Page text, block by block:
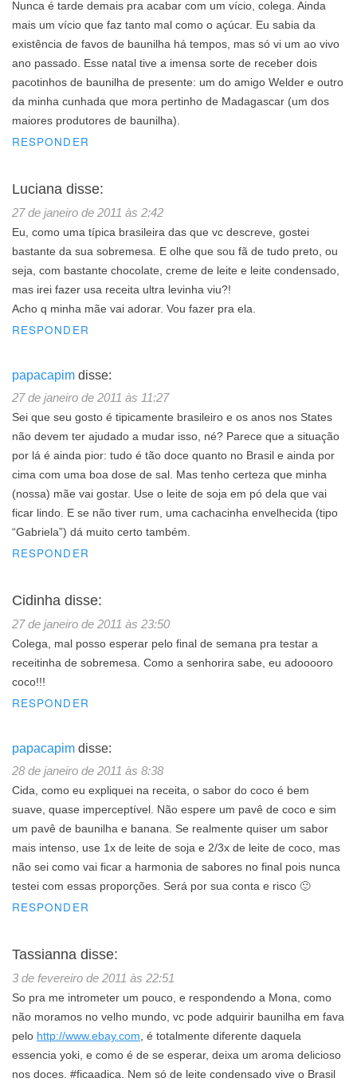
Nunca é tarde demais pra acabar com um vício, colega. Ainda
mais um vício que faz tanto mal como o açúcar. Eu sabia da
existência de favos de baunilha há tempos, mas só vi um ao vivo
ano passado. Esse natal tive a imensa sorte de receber dois
pacotinhos de baunilha de presente: um do amigo Welder e outro
da minha cunhada que mora pertinho de Madagascar (um dos
maiores produtores de baunilha).
RESPONDER
Luciana disse:
27 de janeiro de 2011 às 2:42
Eu, como uma típica brasileira das que vc descreve, gostei
bastante da sua sobremesa. E olhe que sou fã de tudo preto, ou
seja, com bastante chocolate, creme de leite e leite condensado,
mas irei fazer usa receita ultra levinha viu?!
Acho q minha mãe vai adorar. Vou fazer pra ela.
RESPONDER
papacapim disse:
27 de janeiro de 2011 às 11:27
Sei que seu gosto é tipicamente brasileiro e os anos nos States
não devem ter ajudado a mudar isso, né? Parece que a situação
por lá é ainda pior: tudo é tão doce quanto no Brasil e ainda por
cima com uma boa dose de sal. Mas tenho certeza que minha
(nossa) mãe vai gostar. Use o leite de soja em pó dela que vai
ficar lindo. E se não tiver rum, uma cachacinha envelhecida (tipo
“Gabriela”) dá muito certo também.
RESPONDER
Cidinha disse:
27 de janeiro de 2011 às 23:50
Colega, mal posso esperar pelo final de semana pra testar a
receitinha de sobremesa. Como a senhorira sabe, eu adooooro
coco!!!
RESPONDER
papacapim disse:
28 de janeiro de 2011 às 8:38
Cida, como eu expliquei na receita, o sabor do coco é bem
suave, quase imperceptível. Não espere um pavê de coco e sim
um pavê de baunilha e banana. Se realmente quiser um sabor
mais intenso, use 1x de leite de soja e 2/3x de leite de coco, mas
não sei como vai ficar a harmonia de sabores no final pois nunca
testei com essas proporções. Será por sua conta e risco 🙂
RESPONDER
Tassianna disse:
3 de fevereiro de 2011 às 22:51
So pra me intrometer um pouco, e respondendo a Mona, como
não moramos no velho mundo, vc pode adquirir baunilha em fava
pelo http://www.ebay.com, é totalmente diferente daquela
essencia yoki, e como é de se esperar, deixa um aroma delicioso
nos doces. #ficaadica. Nem só de leite condensado vive o Brasil